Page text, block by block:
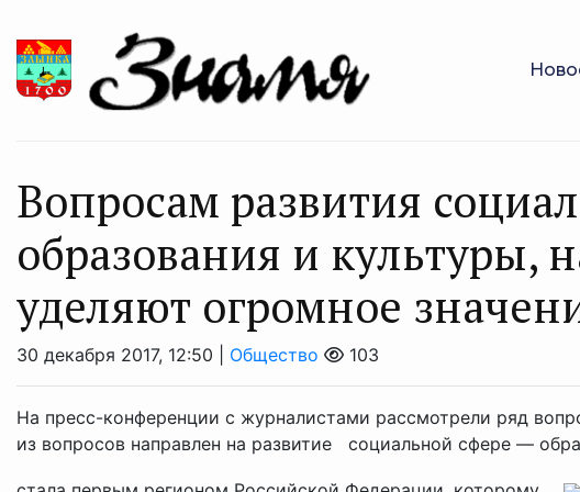
Вопросам развития
образования и культуры,
уделяют огромное
30 декабря 2017, 12:50 | Общество 103
На пресс-конференции с журналистами рассмотрели ряд
из вопросов направлен на развитие социальной сфере —